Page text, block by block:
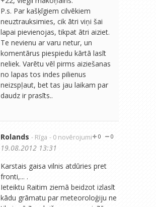
P.s. Par kašķīgiem cilvēkiem
neuztrauksimies, cik ātri viņi šai
lapai pievienojas, tikpat ātri aiziet.
Te nevienu ar varu netur, un
komentārus piespiedu kārtā lasīt
neliek. Varētu vēl pirms aiziešanas
no lapas tos indes pilienus
neizspļaut, bet tas jau laikam par
daudz ir prasīts..
Rolands - Rīga - 0 novērojumi 0
0
19.08.2012 13:31
Karstais gaisa vilnis atdūries pret
fronti,... .
Ieteiktu Raitim ziemā beidzot izlasīt
kādu grāmatu par meteoroloģiju ne